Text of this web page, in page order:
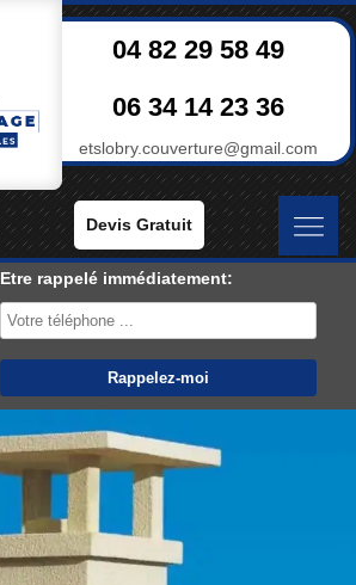
04 82 29 58 49
06 34 14 23 36
etslobry.couverture@gmail.com
Devis Gratuit
Etre rappelé immédiatement: